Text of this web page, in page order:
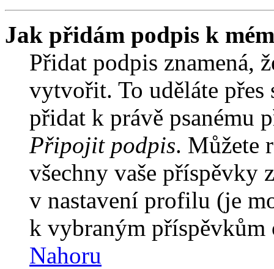
Jak přidám podpis k
Přidat podpis znamená,
vytvořit. To uděláte
přidat k právě psanému
Připojit podpis. Můžete
všechny vaše příspěvky
v nastavení profilu (je
k vybraným příspěvkům
Nahoru